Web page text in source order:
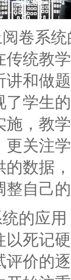
系统
传统教
讲和做
学生
，教
更关注
数据
自己
应用
死记
价的